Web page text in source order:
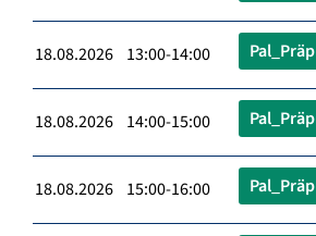
18.08.2026 13:00-14:00 Pal_Präp
18.08.2026 14:00-15:00 Pal_Präp
18.08.2026 15:00-16:00 Pal_Präp